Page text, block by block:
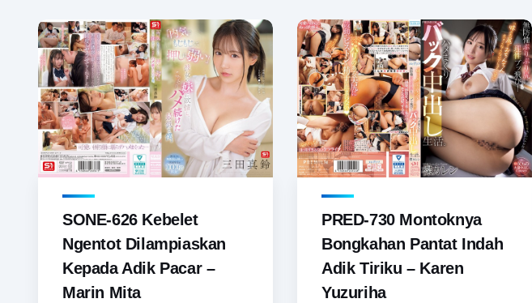
SONE-626 Kebelet
Ngentot Dilampiaskan
Kepada Adik Pacar –
Marin Mita
PRED-730 Montoknya
Bongkahan Pantat Indah
Adik Tiriku – Karen
Yuzuriha